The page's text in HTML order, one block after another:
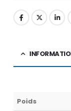
Poids